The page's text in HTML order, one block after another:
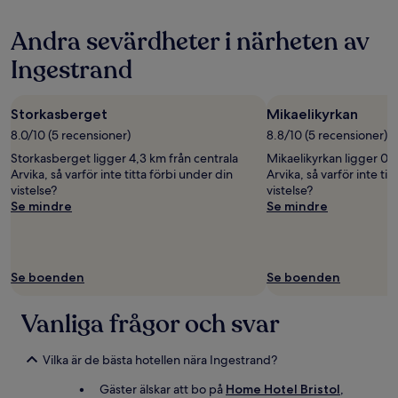
Andra sevärdheter i närheten av
Ingestrand
Storkasberget
8.0/10 (5 recensioner)
Storkasberget ligger 4,3 km från centrala
Arvika, så varför inte titta förbi under din
vistelse?
Se mindre
Se boenden
Mikaelikyrkan
8.8/10 (5 recensioner)
Mikaelikyrkan ligger
Arvika, så varför inte
vistelse?
Se mindre
Se boenden
Vanliga frågor och svar
Vilka är de bästa hotellen nära Ingestrand?
Gäster älskar att bo på Home Hotel Bristol,